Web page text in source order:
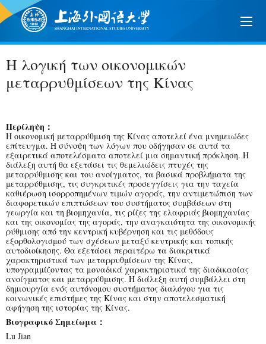
Η λογική των οικονομικών
μεταρρυθμίσεων της Κίνας
Περίληψη：
Η οικονομική μεταρρύθμιση της Κίνας αποτελεί ένα μνημειώδες
επίτευγμα. Η σύνοψη των λόγων που οδήγησαν σε αυτά τα
εξαιρετικά αποτελέσματα αποτελεί μια σημαντική πρόκληση. Η
διάλεξη αυτή θα εξετάσει τις θεμελιώδεις πτυχές της
μεταρρύθμισης και του ανοίγματος, τα βασικά προβλήματα της
μεταρρύθμισης, τις συγκριτικές προσεγγίσεις για την ταχεία
καθιέρωση ισορροπημένων τιμών αγοράς, την αντιμετώπιση των
διαφορετικών επιπτώσεων του συστήματος συμβάσεων στη
γεωργία και τη βιομηχανία, τις ρίζες της ελαφριάς βιομηχανίας
και της οικονομίας της αγοράς, την αναγκαιότητα της οικονομικής
ρύθμισης από την κεντρική κυβέρνηση και τις μεθόδους
εξορθολογισμού των σχέσεων μεταξύ κεντρικής και τοπικής
αυτοδιοίκησης. Θα εξετάσει περαιτέρω τα διακριτικά
χαρακτηριστικά των μεταρρυθμίσεων της Κίνας,
υπογραμμίζοντας τα μοναδικά χαρακτηριστικά της διαδικασίας
ανοίγματος και μεταρρύθμισης. Η διάλεξη αυτή συμβάλλει στη
δημιουργία ενός αυτόνομου συστήματος διαλόγου για τις
κοινωνικές επιστήμες της Κίνας και στην αποτελεσματική
αφήγηση της ιστορίας της Κίνας.
Βιογραφικό Σημείωμα：
Lu Jian